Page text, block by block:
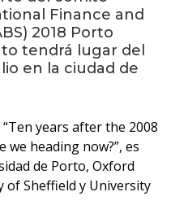
Finance and
2018 Porto
tendrá lugar del
en la ciudad de
years after the 2008
we heading now?”, es
de Porto, Oxford
of Sheffield y University